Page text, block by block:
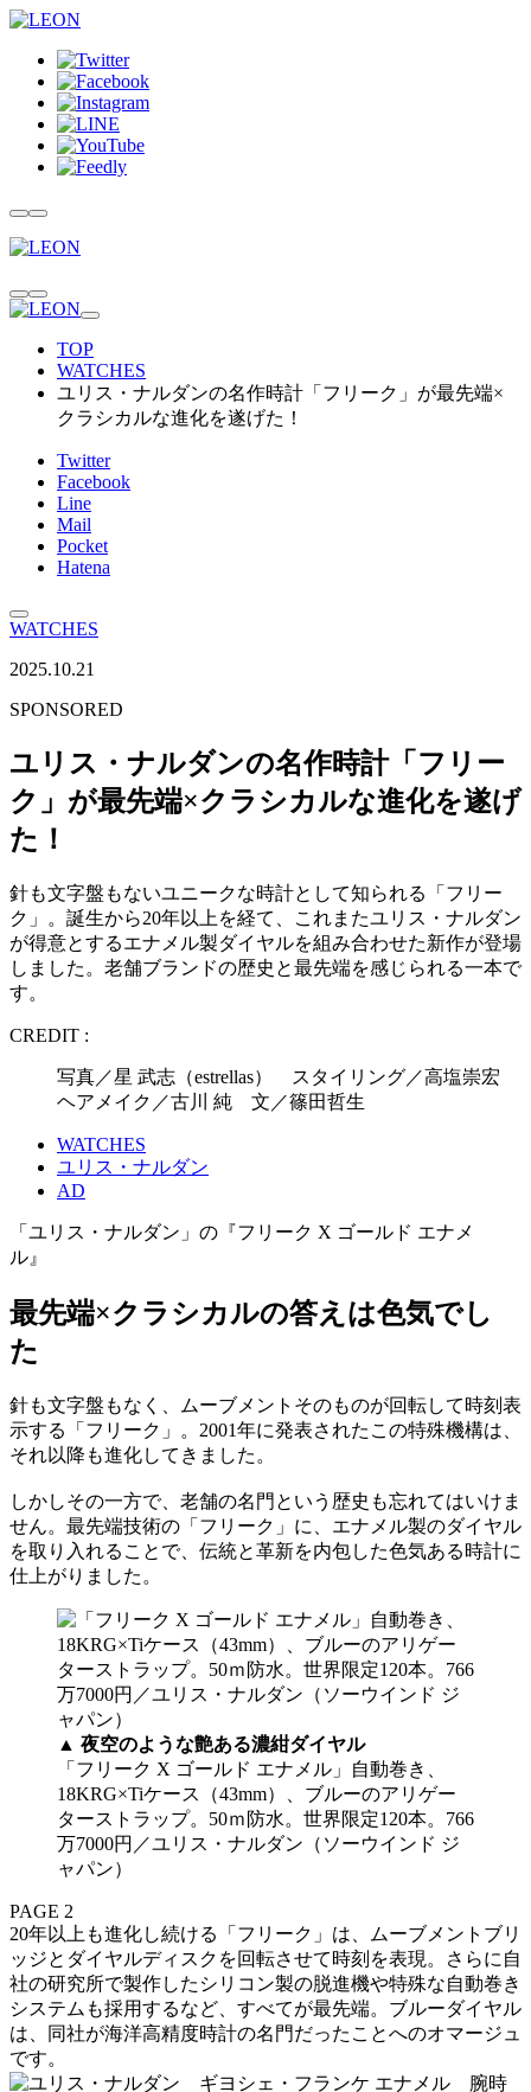
TOP
WATCHES
ユリス・ナルダンの名作時計「フリーク」が最先端×
クラシカルな進化を遂げた！
Twitter
Facebook
Line
Mail
Pocket
Hatena
WATCHES
2025.10.21
SPONSORED
ユリス・ナルダンの名作時計「フリー
ク」が最先端×クラシカルな進化を遂げ
た！
針も文字盤もないユニークな時計として知られる「フリー
ク」。誕生から20年以上を経て、これまたユリス・ナルダン
が得意とするエナメル製ダイヤルを組み合わせた新作が登場
しました。老舗ブランドの歴史と最先端を感じられる一本で
す。
CREDIT :
写真／星 武志（estrellas） スタイリング／高塩崇宏
ヘアメイク／古川 純 文／篠田哲生
WATCHES
ユリス・ナルダン
AD
「ユリス・ナルダン」の『フリーク X ゴールド エナメ
ル』
最先端×クラシカルの答えは色気でし
た
針も文字盤もなく、ムーブメントそのものが回転して時刻表
示する「フリーク」。2001年に発表されたこの特殊機構は、
それ以降も進化してきました。
しかしその一方で、老舗の名門という歴史も忘れてはいけま
せん。最先端技術の「フリーク」に、エナメル製のダイヤル
を取り入れることで、伝統と革新を内包した色気ある時計に
仕上がりました。
▲ 夜空のような艶ある濃紺ダイヤル
「フリーク X ゴールド エナメル」自動巻き、
18KRG×Tiケース（43mm）、ブルーのアリゲー
ターストラップ。50ｍ防水。世界限定120本。766
万7000円／ユリス・ナルダン（ソーウインド ジ
ャパン）
PAGE 2
20年以上も進化し続ける「フリーク」は、ムーブメントブリ
ッジとダイヤルディスクを回転させて時刻を表現。さらに自
社の研究所で製作したシリコン製の脱進機や特殊な自動巻き
システムも採用するなど、すべてが最先端。ブルーダイヤル
は、同社が海洋高精度時計の名門だったことへのオマージュ
です。